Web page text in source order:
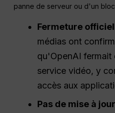
panne de serveur ou d'un
Fermeture
médias ont
qu'OpenAI fermait
service vidéo, y
accès aux
Pas de mise à